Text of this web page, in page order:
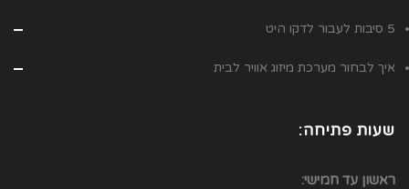
5 סיבות לעבור לדקו היט
איך לבחור מערכת מיזוג אוויר לבית
שעות פתיחה:
ראשון עד חמישי: